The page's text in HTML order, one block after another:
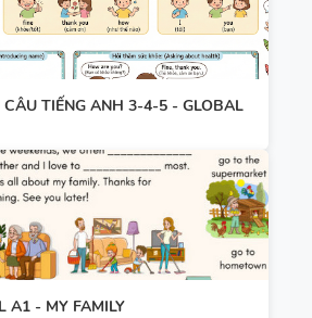
TIẾNG ANH 3-4-5 - GLOBAL
A1 - MY FAMILY